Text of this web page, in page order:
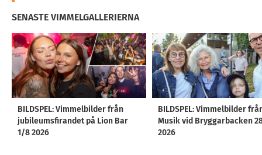
SENASTE VIMMELGALLERIERNA
BILDSPEL: Vimmelbilder från
jubileumsfirandet på Lion Bar
1/8 2026
BILDSPEL: Vimmelbilder
Musik vid Bryggarbacken
2026